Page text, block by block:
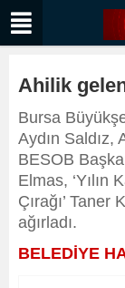
Ahilik
Bursa
Aydın Saldız,
BESOB
Elmas, ‘Yılın
Çırağı’ Taner
ağırladı.
BELEDİYE